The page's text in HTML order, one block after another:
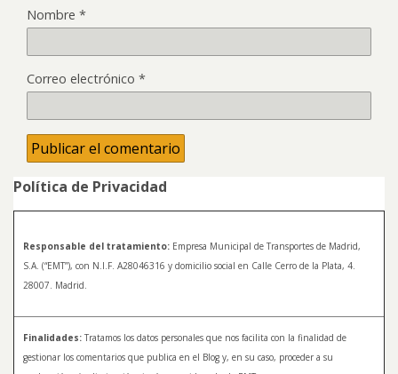
Nombre *
Correo electrónico *
Política de Privacidad
Responsable del tratamiento: Empresa Municipal de Transportes de Madrid,
S.A. (“EMT”), con N.I.F. A28046316 y domicilio social en Calle Cerro de la Plata, 4.
28007. Madrid.
Finalidades: Tratamos los datos personales que nos facilita con la finalidad de
gestionar los comentarios que publica en el Blog y, en su caso, proceder a su